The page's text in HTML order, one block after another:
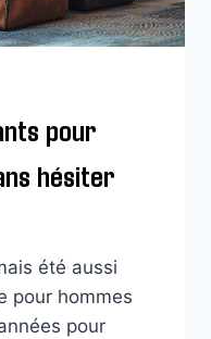
pour
hésiter
été aussi
pour hommes
pour